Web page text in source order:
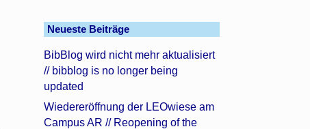
Neueste Beiträge
BibBlog wird nicht mehr aktualisiert
// bibblog is no longer being
updated
Wiedereröffnung der LEOwiese am
Campus AR // Reopening of the